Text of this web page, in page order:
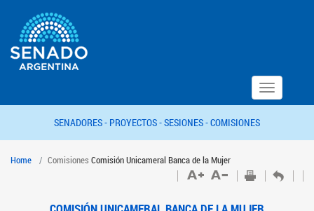
Toggle
navigation
SENADORES - PROYECTOS -SESIONES -COMISIONES
Home Comisiones Comisión Unicameral Banca de la Mujer